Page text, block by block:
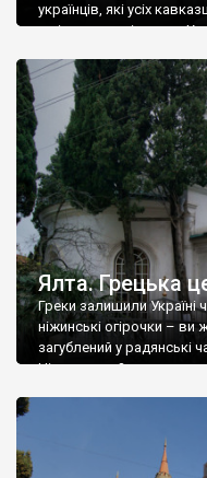
українців, які усіх
є відданими вірянами
Ялта. Грецька
Греки залишили Україні
ніжинські огірочки – ви
загублений у радянські
Ніжин греки?